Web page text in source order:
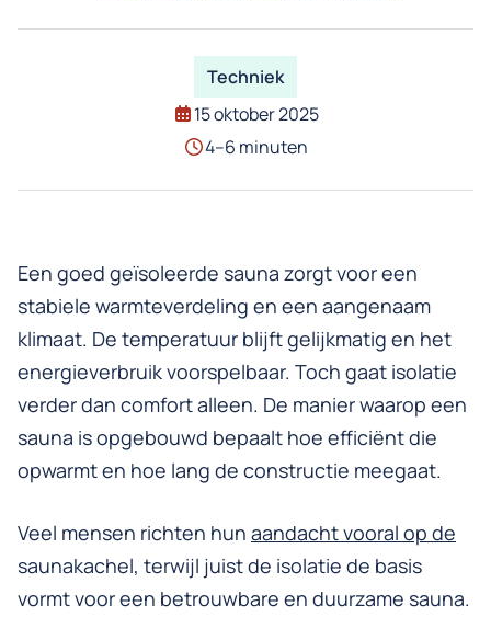
Techniek
15 oktober 2025
4–6 minuten
Een goed geïsoleerde sauna zorgt voor een
stabiele warmteverdeling en een aangenaam
klimaat. De temperatuur blijft gelijkmatig en het
energieverbruik voorspelbaar. Toch gaat isolatie
verder dan comfort alleen. De manier waarop een
sauna is opgebouwd bepaalt hoe efficiënt die
opwarmt en hoe lang de constructie meegaat.
Veel mensen richten hun aandacht vooral op de
saunakachel, terwijl juist de isolatie de basis
vormt voor een betrouwbare en duurzame sauna.